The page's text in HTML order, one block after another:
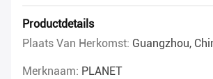
Productdetails
Plaats Van Herkomst: Guangzhou,
Merknaam: PLANET